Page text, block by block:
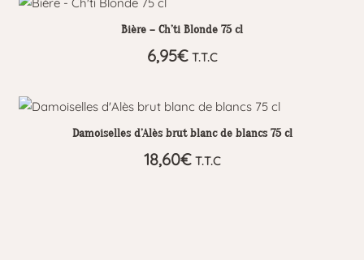
Bière – Ch’ti Blonde 75 cl
6,95€ T.T.C
Damoiselles d’Alès brut blanc de blancs 75 cl
18,60€ T.T.C